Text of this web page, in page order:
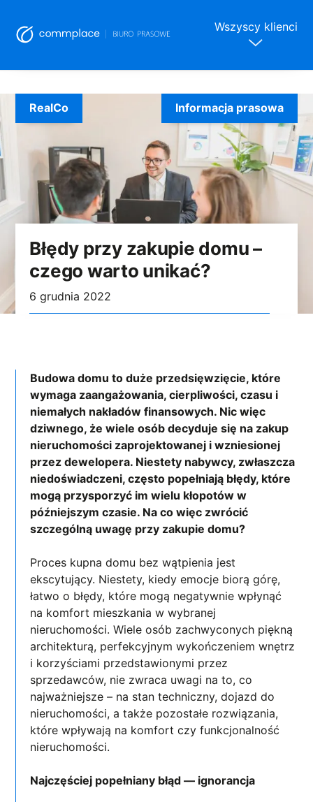
to
content
Wszyscy klienci
Błędy przy zakupie domu –
czego warto unikać?
6 grudnia 2022
RealCo Informacja prasowa
Budowa domu to duże przedsięwzięcie, które
wymaga zaangażowania, cierpliwości, czasu i
niemałych nakładów finansowych. Nic więc
dziwnego, że wiele osób decyduje się na zakup
nieruchomości zaprojektowanej i wzniesionej
przez dewelopera. Niestety nabywcy, zwłaszcza
niedoświadczeni, często popełniają błędy, które
mogą przysporzyć im wielu kłopotów w
późniejszym czasie. Na co więc zwrócić
szczególną uwagę przy zakupie domu?
Proces kupna domu bez wątpienia jest
ekscytujący. Niestety, kiedy emocje biorą górę,
łatwo o błędy, które mogą negatywnie wpłynąć
na komfort mieszkania w wybranej
nieruchomości. Wiele osób zachwyconych piękną
architekturą, perfekcyjnym wykończeniem wnętrz
i korzyściami przedstawionymi przez
sprzedawców, nie zwraca uwagi na to, co
najważniejsze – na stan techniczny, dojazd do
nieruchomości, a także pozostałe rozwiązania,
które wpływają na komfort czy funkcjonalność
nieruchomości.
Najczęściej popełniany błąd — ignorancja